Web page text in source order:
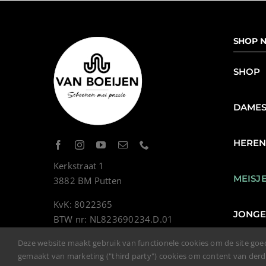
Kerkstraat 1
3882 BM Putten
KvK: 8022365
BTW nr: NL823690234.D.01
SHOP
SHOP
HEREN
Deze website maakt gebruik van functionele cookies om de site
gemaakt van marketing ("third party") cookies om content van